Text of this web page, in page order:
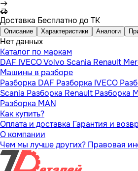
Доставка Бесплатно до ТК
Описание Характеристики Аналоги
Нет данных
Каталог по маркам
DAF IVECOVolvo Scania Renault
Машины в разборе
Разборка DAF Разборка IVECO
Scania Разборка Renault Разборка
Разборка MAN
Как купить?
Оплата и доставка Гарантия и
О компании
Чем мы лучше других? Правовая